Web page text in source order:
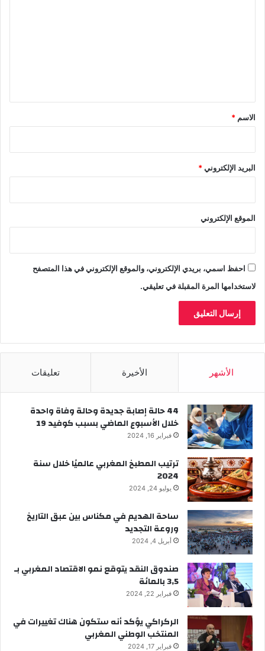
*
الاسم *
البريد الإلكتروني*
الموقع الإلكتروني
احفظ اسمي، بريدي الإلكتروني، والموقع الإلكتروني في هذا المتصفح
لاستخدامها المرة المقبلة في تعليقي.
الأشهر الأخيرة تعليقات
44 حالة إصابة جديدة وحالة وفاة واحدة
خلال الأسبوع الماضي بسبب كوفيد 19
فبراير 16, 2024
ترتيب المطبخ المغربي عالميًا خلال سنة
2024
يوليو 24, 2024
ساحة الهديم في مكناس بين عبق التاريخ
وروعة التجديد
أبريل 4, 2024
صندوق النقد يتوقع نمو الاقتصاد المغربي بـ
3,5 بالمائة
فبراير 22, 2024
الركراكي يؤكد أنه ستكون هناك تغييرات في
المنتخب الوطني المغربي
فبراير 17, 2024